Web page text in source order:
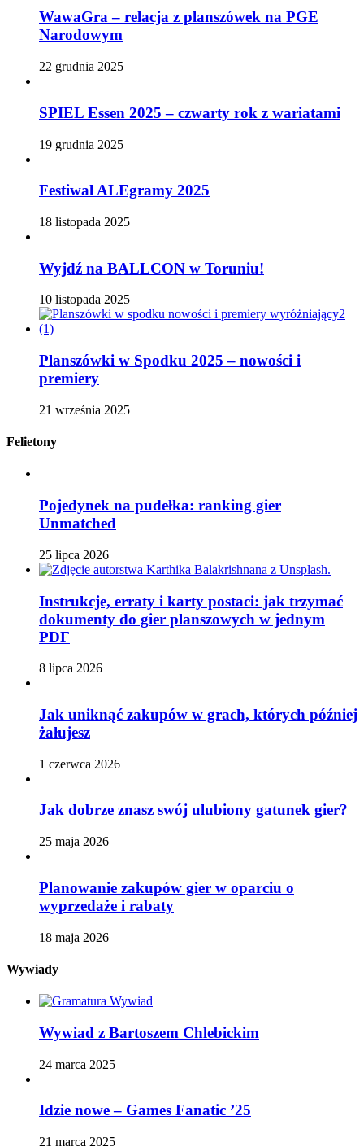
WawaGra – relacja z planszówek na PGE
Narodowym
22 grudnia 2025
SPIEL Essen 2025 – czwarty rok z wariatami
19 grudnia 2025
Festiwal ALEgramy 2025
18 listopada 2025
Wyjdź na BALLCON w Toruniu!
10 listopada 2025
Planszówki w Spodku 2025 – nowości i
premiery
21 września 2025
Felietony
Pojedynek na pudełka: ranking gier
Unmatched
25 lipca 2026
Instrukcje, erraty i karty postaci: jak trzymać
dokumenty do gier planszowych w jednym
PDF
8 lipca 2026
Jak uniknąć zakupów w grach, których później
żałujesz
1 czerwca 2026
Jak dobrze znasz swój ulubiony gatunek gier?
25 maja 2026
Planowanie zakupów gier w oparciu o
wyprzedaże i rabaty
18 maja 2026
Wywiady
Wywiad z Bartoszem Chlebickim
24 marca 2025
Idzie nowe – Games Fanatic ’25
21 marca 2025